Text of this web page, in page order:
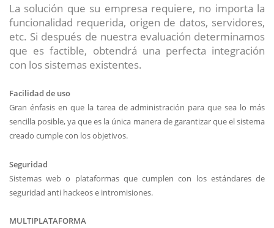
La solución que su empresa requiere, no importa la
funcionalidad requerida, origen de datos, servidores,
etc. Si después de nuestra evaluación determinamos
que es factible, obtendrá una perfecta integración
con los sistemas existentes.
Facilidad de uso
Gran énfasis en que la tarea de administración para que sea lo más
sencilla posible, ya que es la única manera de garantizar que el sistema
creado cumple con los objetivos.
Seguridad
Sistemas web o plataformas que cumplen con los estándares de
seguridad anti hackeos e intromisiones.
MULTIPLATAFORMA